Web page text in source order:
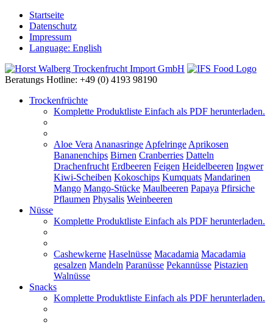
Startseite
Datenschutz
Impressum
Language: English
Beratungs Hotline: +49 (0) 4193 98190
Trockenfrüchte
Komplette Produktliste Einfach als PDF herunterladen.
Aloe Vera Ananasringe Apfelringe Aprikosen
Bananenchips Birnen Cranberries Datteln
Drachenfrucht Erdbeeren Feigen Heidelbeeren Ingwer
Kiwi-Scheiben Kokoschips Kumquats Mandarinen
Mango Mango-Stücke Maulbeeren Papaya Pfirsiche
Pflaumen Physalis Weinbeeren
Nüsse
Komplette Produktliste Einfach als PDF herunterladen.
Cashewkerne Haselnüsse Macadamia Macadamia
gesalzen Mandeln Paranüsse Pekannüsse Pistazien
Walnüsse
Snacks
Komplette Produktliste Einfach als PDF herunterladen.